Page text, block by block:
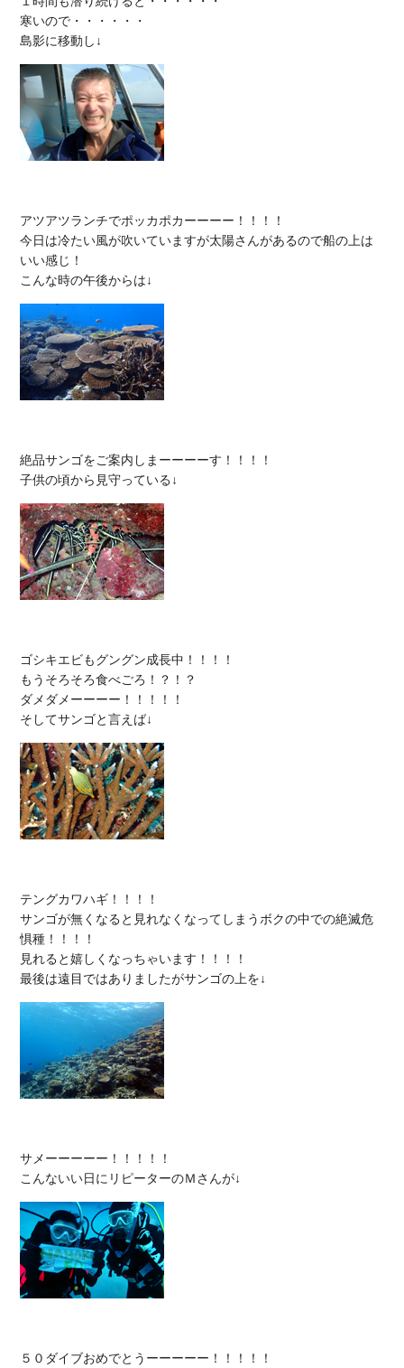
寒いので・・・・・・
アツアツランチでポッカポカーーーー！！！！
今日は冷たい風が吹いていますが太陽さんがあるので船の上は
いい感じ！
絶品サンゴをご案内しまーーーーす！！！！
ゴシキエビもグングン成長中！！！！
もうそろそろ食べごろ！？！？
ダメダメーーーー！！！！！
テングカワハギ！！！！
サンゴが無くなると見れなくなってしまうボクの中での絶滅危
惧種！！！！
見れると嬉しくなっちゃいます！！！！
サメーーーーー！！！！！
５０ダイブおめでとうーーーーー！！！！！